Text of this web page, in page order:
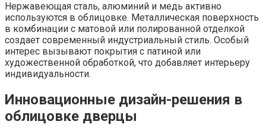
Нержавеющая сталь, алюминий и медь активно
используются в облицовке. Металлическая поверхность
в комбинации с матовой или полированной отделкой
создает современный индустриальный стиль. Особый
интерес вызывают покрытия с патиной или
художественной обработкой, что добавляет интерьеру
индивидуальности.
Инновационные дизайн-решения в
облицовке дверцы